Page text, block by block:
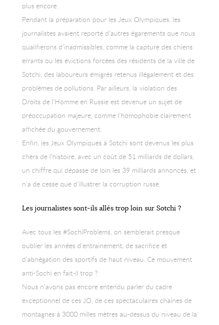
plus encore.
Pendant la préparation pour les Jeux Olympiques, les
journalistes avaient reporté d’autres égarements que nous
qualifierons d’inadmissibles, comme la capture des chiens
errants ou les évictions forcées des résidents de la ville de
Sotchi, des laboureurs émigrés retenus illégalement et des
problèmes de pollutions. Par ailleurs, la violation des
Droits de l’Homme en Russie est devenue un sujet de
préoccupation majeure, comme l’homophobie clairement
affichée du gouvernement.
Enfin, les Jeux Olympiques à Sotchi sont devenus les plus
chers de l’histoire, avec un coût de 51 milliards de dollars,
un chiffre qui dépasse de loin les 39 milliards annoncés, et
n’a de cesse que d’illustrer la corruption russe.
Les journalistes sont-ils allés trop loin sur Sotchi ?
Avec tous les #SochiProblems, on semblerait presque
oublier les années d’entrainement, de sacrifice et
d’abnégation des sportifs de haut niveau. Ce mouvement
anti-Sochi en fait-il trop ?
Nous n’avons pas encore entendu parler du cadre
exceptionnel de ces JO, de ces spectaculaires chaines de
montagnes à 3000 milles mètres au-dessus du niveau de la